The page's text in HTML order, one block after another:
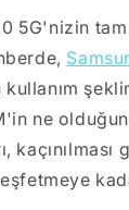
5G'nizin
kullanım
ne